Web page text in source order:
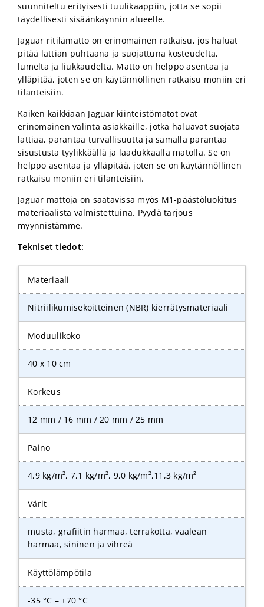
suunniteltu erityisesti tuulikaappiin, jotta se sopii
täydellisesti sisäänkäynnin alueelle.
Jaguar ritilämatto on erinomainen ratkaisu, jos haluat
pitää lattian puhtaana ja suojattuna kosteudelta,
lumelta ja liukkaudelta. Matto on helppo asentaa ja
ylläpitää, joten se on käytännöllinen ratkaisu moniin eri
tilanteisiin.
Kaiken kaikkiaan Jaguar kiinteistömatot ovat
erinomainen valinta asiakkaille, jotka haluavat suojata
lattiaa, parantaa turvallisuutta ja samalla parantaa
sisustusta tyylikkäällä ja laadukkaalla matolla. Se on
helppo asentaa ja ylläpitää, joten se on käytännöllinen
ratkaisu moniin eri tilanteisiin.
Jaguar mattoja on saatavissa myös M1-päästöluokitus
materiaalista valmistettuina. Pyydä tarjous
myynnistämme.
Tekniset tiedot:
Materiaali
Nitriilikumisekoitteinen (NBR) kierrätysmateriaali
Moduulikoko
40 x 10 cm
Korkeus
12 mm / 16 mm / 20 mm / 25 mm
Paino
4,9 kg/m², 7,1 kg/m², 9,0 kg/m²,11,3 kg/m²
Värit
musta, grafiitin harmaa, terrakotta, vaalean
harmaa, sininen ja vihreä
Käyttölämpötila
-35 °C – +70 °C